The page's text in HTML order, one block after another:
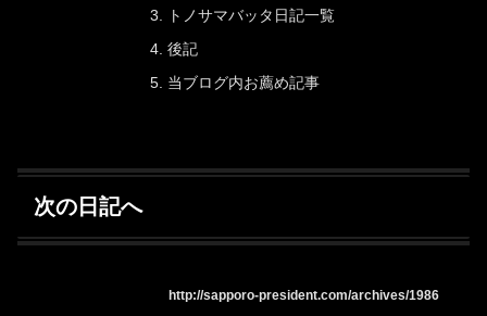
トノサマバッタ日記一覧
後記
当ブログ内お薦め記事
次の日記へ
http://sapporo-president.com/archives/1986